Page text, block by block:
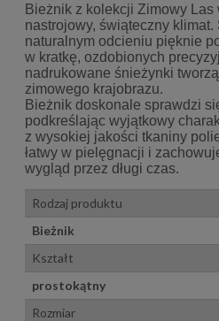
Bieżnik z kolekcji Zimowy
nastrojowy, świąteczny klimat.
naturalnym odcieniu pięknie
w kratkę, ozdobionych
nadrukowane śnieżynki
zimowego krajobrazu.
Bieżnik doskonale sprawdzi
podkreślając wyjątkowy
z wysokiej jakości tkaniny
łatwy w pielęgnacji i
wygląd przez długi czas.
Rodzaj produktu
Bieżnik
Kształt
prostokątny
Rozmiar